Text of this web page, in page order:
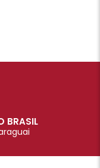
BRASIL